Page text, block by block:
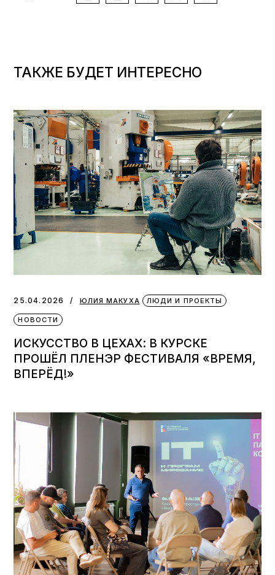
ТАКЖЕ БУДЕТ ИНТЕРЕСНО
25.04.2026 ЮЛИЯ МАКУХА ЛЮДИ И ПРОЕКТЫ
НОВОСТИ
ИСКУССТВО В ЦЕХАХ: В КУРСКЕ
ПРОШЁЛ ПЛЕНЭР ФЕСТИВАЛЯ «ВРЕМЯ,
ВПЕРЁД!»